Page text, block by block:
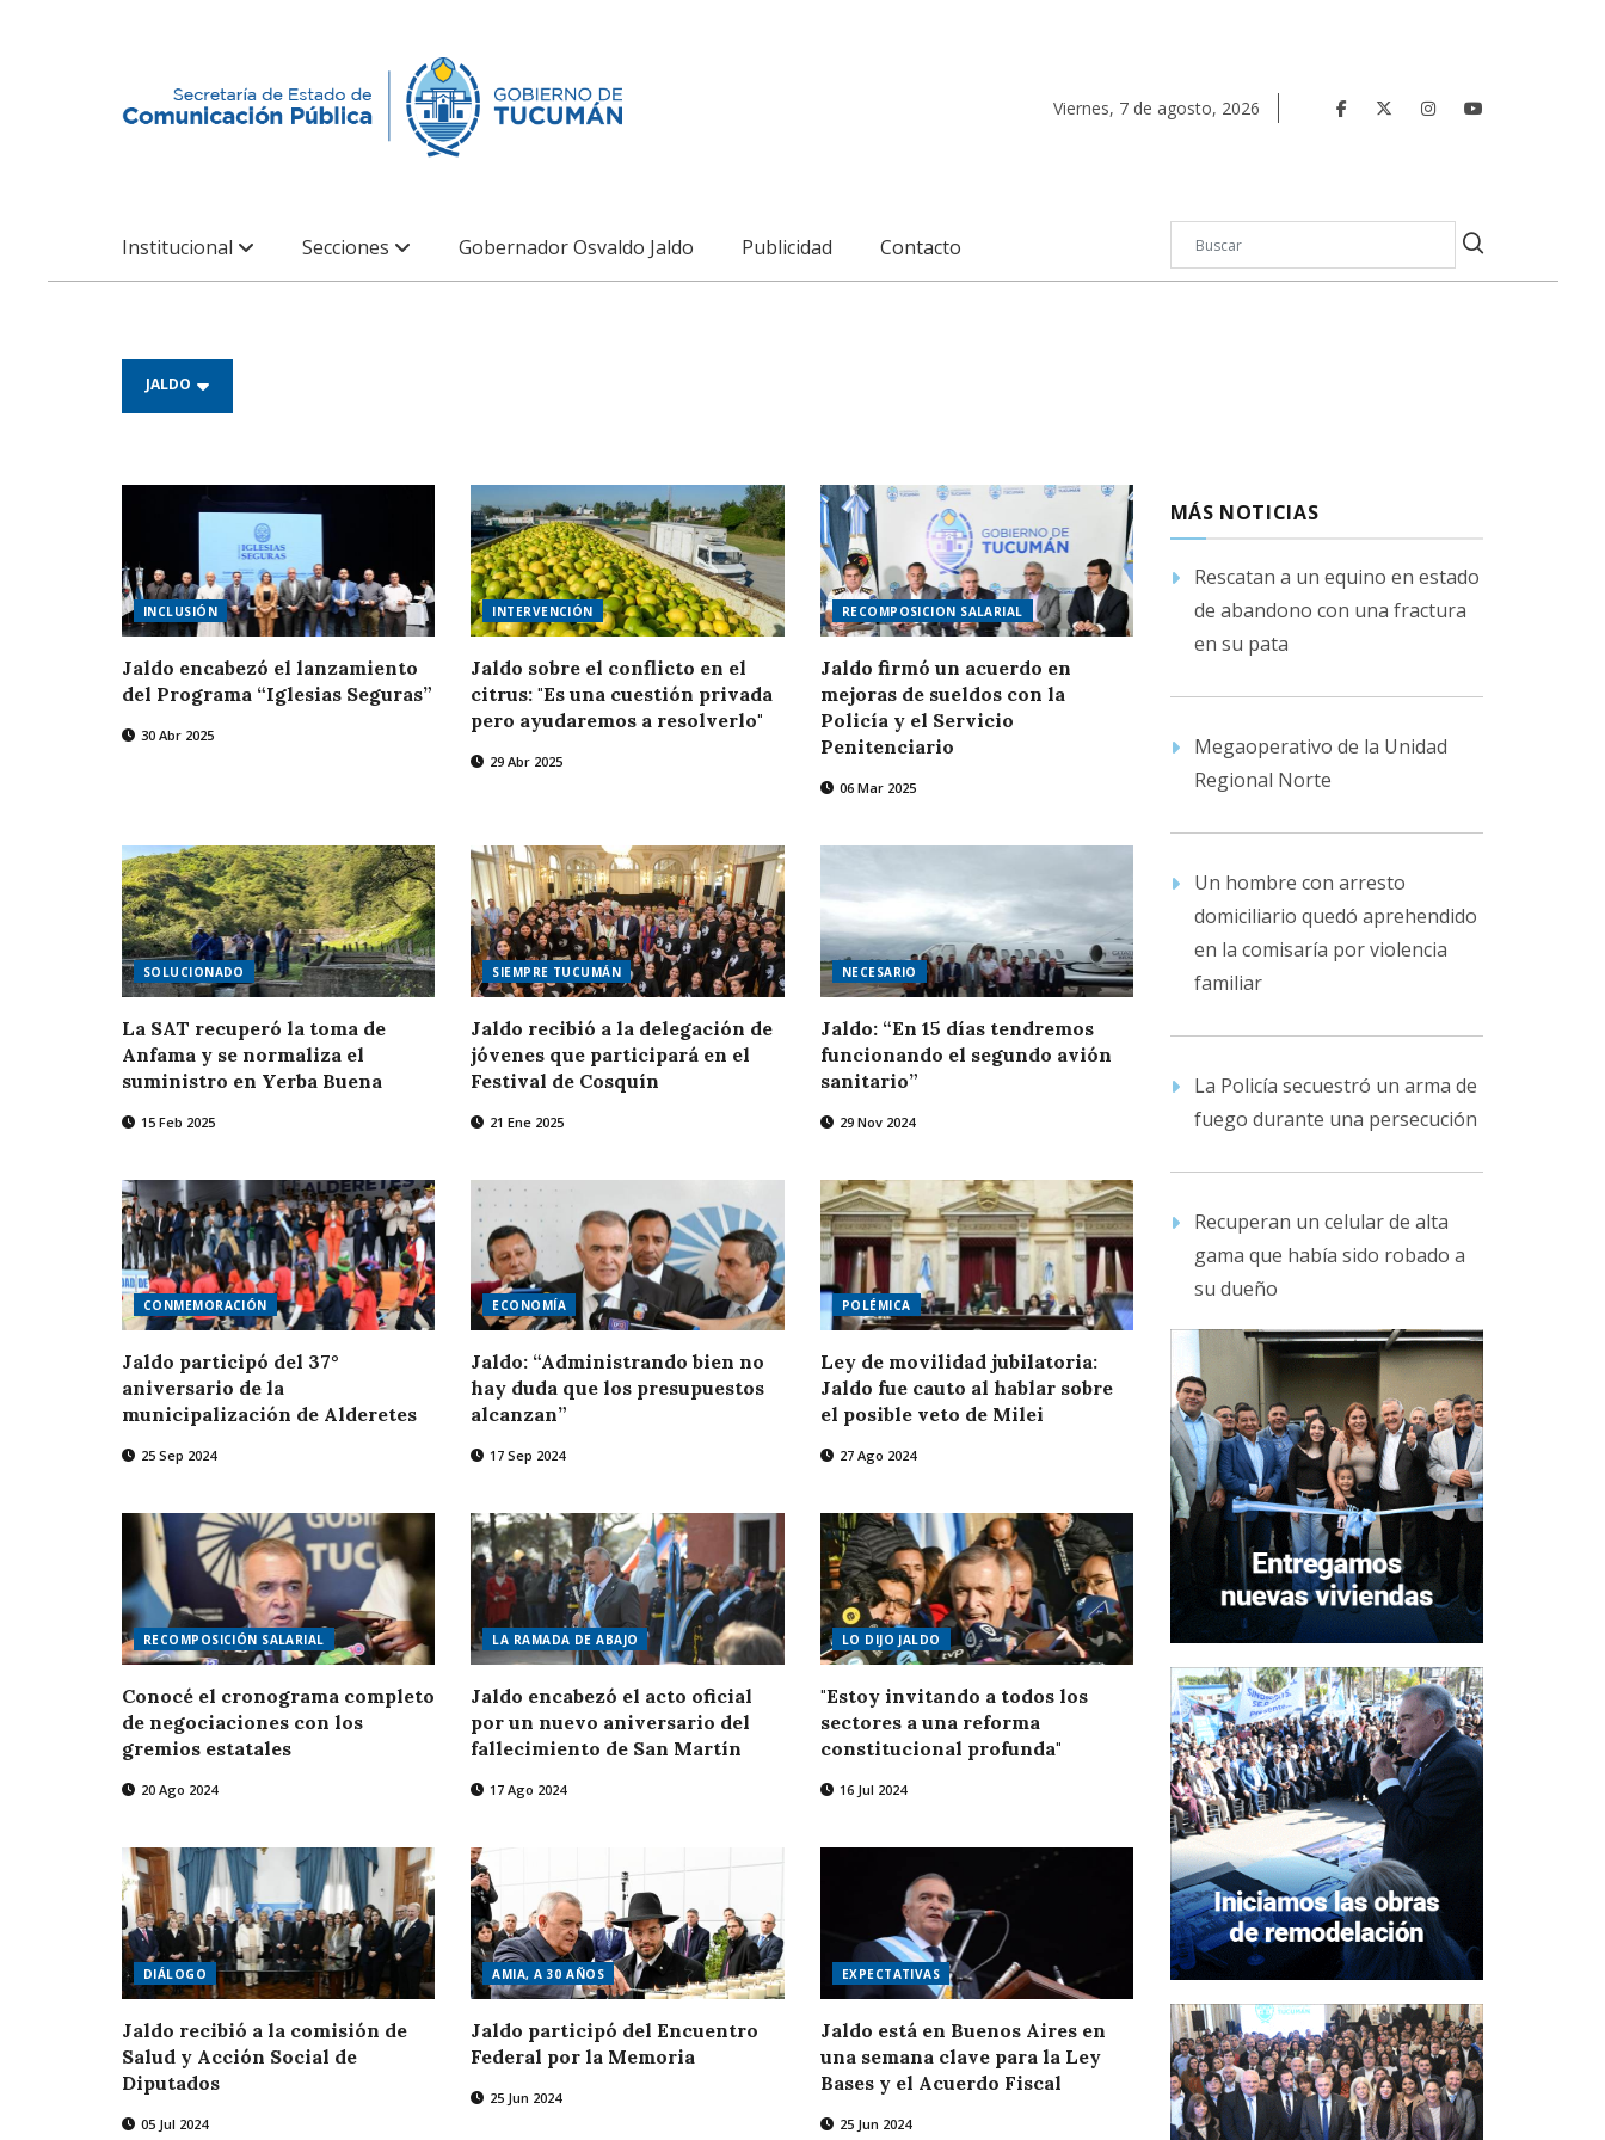
Viernes, 7 de agosto, 2026
Institucional Secciones Gobernador Osvaldo Jaldo Publicidad Contacto
JALDO
INCLUSIÓN
Jaldo encabezó el lanzamiento
del Programa “Iglesias Seguras”
30 Abr 2025
INTERVENCIÓN
Jaldo sobre el conflicto en el
citrus: "Es una cuestión privada
pero ayudaremos a resolverlo"
29 Abr 2025
RECOMPOSICION SALARIAL
Jaldo firmó un acuerdo en
mejoras de sueldos con la
Policía y el Servicio
Penitenciario
06 Mar 2025
SOLUCIONADO
La SAT recuperó la toma de
Anfama y se normaliza el
suministro en Yerba Buena
15 Feb 2025
SIEMPRE TUCUMÁN
Jaldo recibió a la delegación de
jóvenes que participará en el
Festival de Cosquín
21 Ene 2025
NECESARIO
Jaldo: “En 15 días tendremos
funcionando el segundo avión
sanitario”
29 Nov 2024
CONMEMORACIÓN
Jaldo participó del 37°
aniversario de la
municipalización de Alderetes
25 Sep 2024
ECONOMÍA
Jaldo: “Administrando bien no
hay duda que los presupuestos
alcanzan”
17 Sep 2024
POLÉMICA
Ley de movilidad jubilatoria:
Jaldo fue cauto al hablar sobre
el posible veto de Milei
27 Ago 2024
RECOMPOSICIÓN SALARIAL
Conocé el cronograma completo
de negociaciones con los
gremios estatales
20 Ago 2024
LA RAMADA DE ABAJO
Jaldo encabezó el acto oficial
por un nuevo aniversario del
fallecimiento de San Martín
17 Ago 2024
LO DIJO JALDO
"Estoy invitando a todos los
sectores a una reforma
constitucional profunda"
16 Jul 2024
DIÁLOGO
Jaldo recibió a la comisión de
Salud y Acción Social de
Diputados
05 Jul 2024
AMIA, A 30 AÑOS
Jaldo participó del Encuentro
Federal por la Memoria
25 Jun 2024
EXPECTATIVAS
Jaldo está en Buenos Aires en
una semana clave para la Ley
Bases y el Acuerdo Fiscal
25 Jun 2024
MÁS NOTICIAS
Rescatan a un equino en estado
de abandono con una fractura
en su pata
Megaoperativo de la Unidad
Regional Norte
Un hombre con arresto
domiciliario quedó aprehendido
en la comisaría por violencia
familiar
La Policía secuestró un arma de
fuego durante una persecución
Recuperan un celular de alta
gama que había sido robado a
su dueño